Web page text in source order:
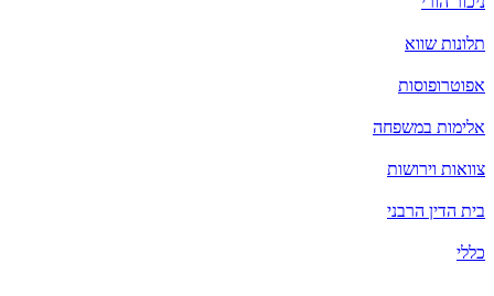
תלונות שווא
אפוטרופוסות
אלימות במשפחה
צוואות וירושות
בית הדין הרבני
כללי